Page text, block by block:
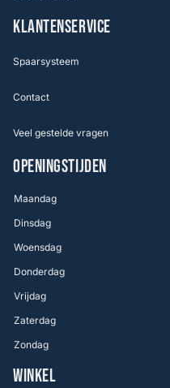
KLANTENSERVICE
Spaarsysteem
Contact
Veel gestelde vragen
OPENINGSTIJDEN
Maandag
Dinsdag
Woensdag
Donderdag
Vrijdag
Zaterdag
Zondag
WINKEL